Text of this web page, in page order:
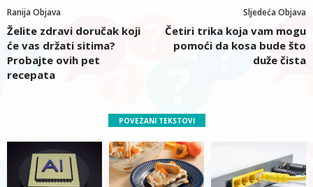
Ranija Objava
Želite zdravi doručak koji
će vas držati sitima?
Probajte ovih pet
recepata
Sljedeća Objava
Četiri trika koja vam mogu
pomoći da kosa bude što
duže čista
POVEZANI TEKSTOVI